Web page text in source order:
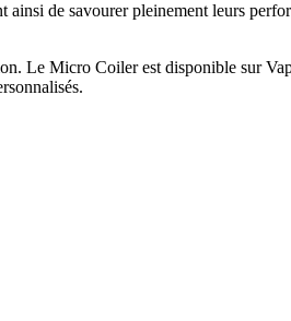
de savourer pleinement leurs
Le Micro Coiler est disponible sur